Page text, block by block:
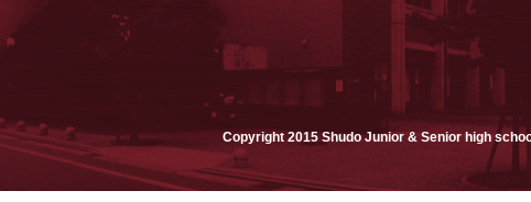
Copyright 2015 Shudo Junior & Senior high